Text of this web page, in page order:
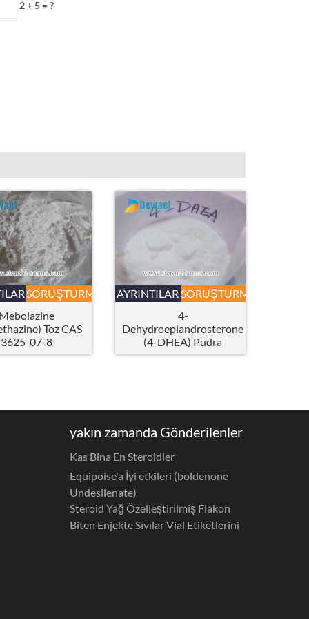
2 + 5 = ?
SORUŞTURMA
Toz CAS
3625-07-8
AYRINTILAR SORUŞTURMA
4-
Dehydroepiandrosterone
(4-DHEA) Pudra
yakın zamanda Gönderilenler
Kas Bina En Steroidler
Equipoise'a İyi etkileri (boldenone
Undesilenate)
Steroid Yağ Özelleştirilmiş Flakon
Biten Enjekte Sıvılar Vial Etiketlerini